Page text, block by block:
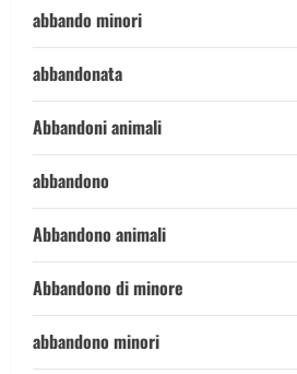
abbando minori
abbandonata
Abbandoni animali
abbandono
Abbandono animali
Abbandono di minore
abbandono minori